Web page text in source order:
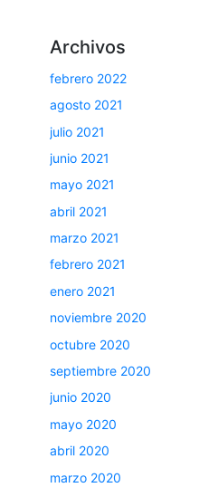
Archivos
febrero 2022
agosto 2021
julio 2021
junio 2021
mayo 2021
abril 2021
marzo 2021
febrero 2021
enero 2021
noviembre 2020
octubre 2020
septiembre 2020
junio 2020
mayo 2020
abril 2020
marzo 2020